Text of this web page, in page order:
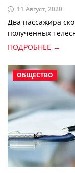
11 Август, 2020
Два пассажира
полученных
ПОДРОБНЕЕ →
ОБЩЕСТВО